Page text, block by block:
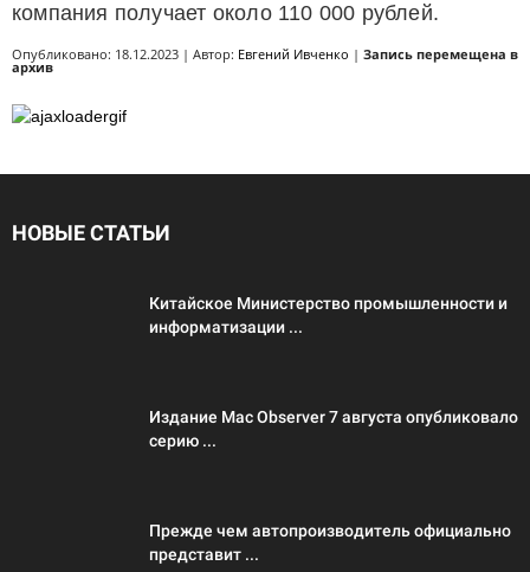
компания получает около 110 000 рублей.
Опубликовано: 18.12.2023 | Автор: Евгений Ивченко | Запись перемещена в
архив
НОВЫЕ СТАТЬИ
Китайское Министерство промышленности и
информатизации ...
Издание Mac Observer 7 августа опубликовало
серию ...
Прежде чем автопроизводитель официально
представит ...